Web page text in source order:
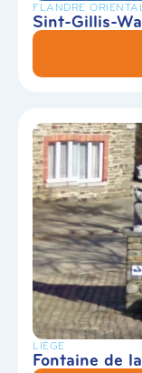
FLANDRE
Sint-Gillis-
LIÈGE
Fontaine de